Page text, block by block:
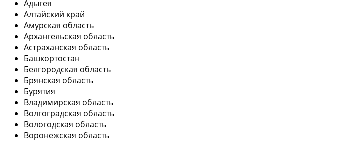
Адыгея
Алтайский край
Амурская область
Архангельская область
Астраханская область
Башкортостан
Белгородская область
Брянская область
Бурятия
Владимирская область
Волгоградская область
Вологодская область
Воронежская область